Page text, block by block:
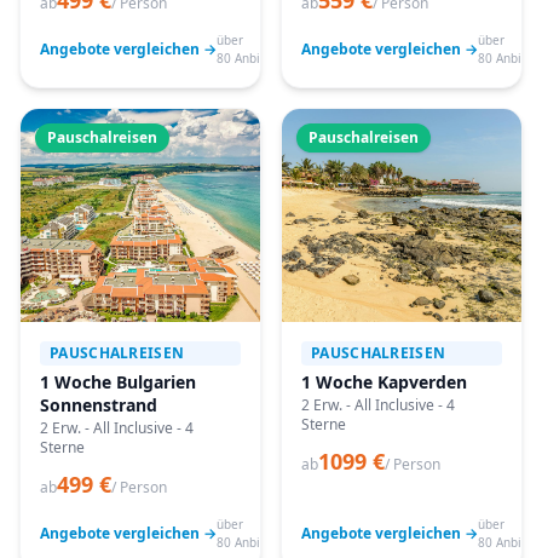
Angebote vergleichen →über
80 Anbieter
Angebote vergleichen →über
80
Pauschalreisen
PAUSCHALREISEN
1 Woche Bulgarien
Sonnenstrand
2 Erw. - All Inclusive - 4
Sterne
ab499 €/ Person
Angebote vergleichen →über
80 Anbieter
Pauschalreisen
PAUSCHALREISEN
1 Woche Kapverden
2 Erw. - All Inclusive - 4
Sterne
ab1099 €/ Person
Angebote vergleichen →über
80